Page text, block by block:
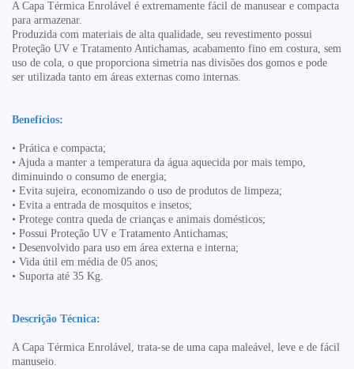
A Capa Térmica Enrolável é extremamente fácil de manusear e compacta
para armazenar.
Produzida com materiais de alta qualidade, seu revestimento possui
Proteção UV e Tratamento Antichamas, acabamento fino em costura, sem
uso de cola, o que proporciona simetria nas divisões dos gomos e pode
ser utilizada tanto em áreas externas como internas.
Benefícios:
• Prática e compacta;
• Ajuda a manter a temperatura da água aquecida por mais tempo,
diminuindo o consumo de energia;
• Evita sujeira, economizando o uso de produtos de limpeza;
• Evita a entrada de mosquitos e insetos;
• Protege contra queda de crianças e animais domésticos;
• Possui Proteção UV e Tratamento Antichamas;
• Desenvolvido para uso em área externa e interna;
• Vida útil em média de 05 anos;
• Suporta até 35 Kg.
Descrição Técnica:
A Capa Térmica Enrolável, trata-se de uma capa maleável, leve e de fácil
manuseio.